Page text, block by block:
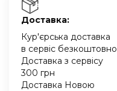
Доставка:
Кур'єрська доставка
в сервіс безкоштовно
Доставка з сервісу
300 грн
Доставка Новою